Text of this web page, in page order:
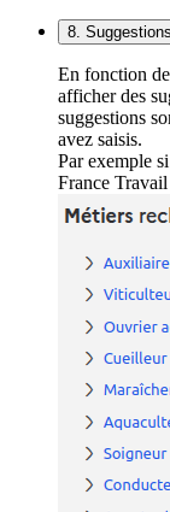
8.
En fonction
afficher des
suggestions
avez saisis.
Par exemple
France